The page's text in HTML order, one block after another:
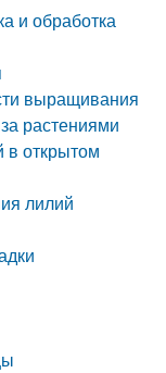
и обработка
выращивания
растениями
открытом
лилий